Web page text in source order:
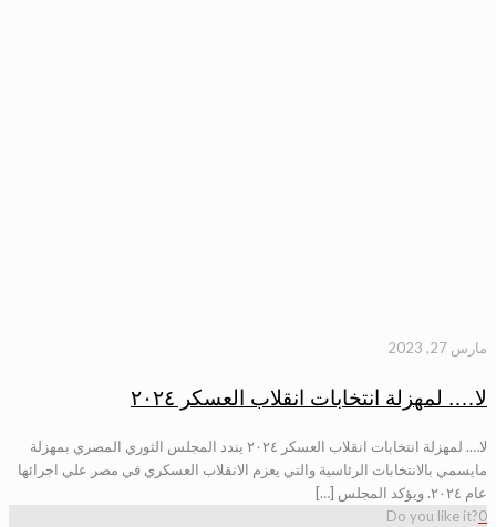
مارس 27, 2023
لا…. لمهزلة انتخابات انقلاب العسكر ٢٠٢٤
لا…. لمهزلة انتخابات انقلاب العسكر ٢٠٢٤ يندد المجلس الثوري المصري بمهزلة
مايسمي بالانتخابات الرئاسية والتي يعزم الانقلاب العسكري في مصر علي اجرائها
عام ٢٠٢٤. ويؤكد المجلس […]
Do you like it?0